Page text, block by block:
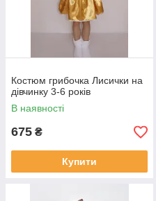
Костюм грибочка Лисички на
дівчинку 3-6 років
В наявності
675 ₴
Купити